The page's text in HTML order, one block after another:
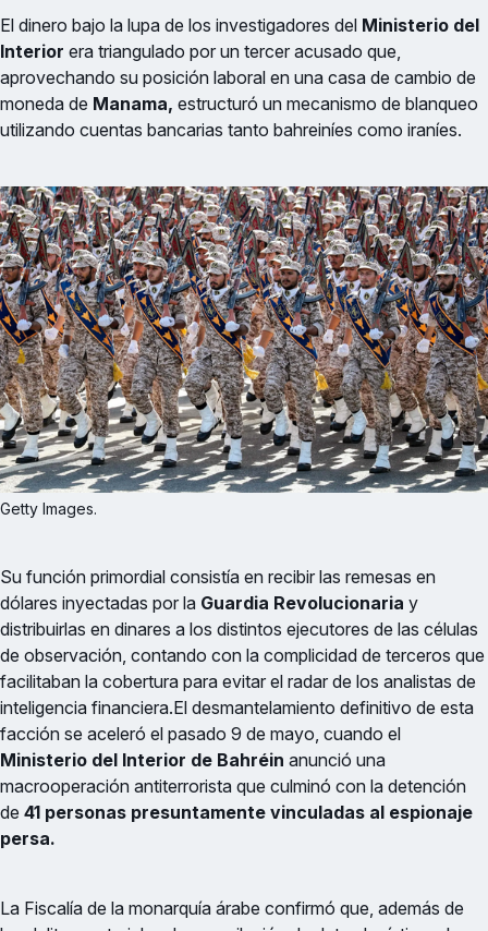
El dinero bajo la lupa de los investigadores del Ministerio del
Interior era triangulado por un tercer acusado que,
aprovechando su posición laboral en una casa de cambio de
moneda de Manama, estructuró un mecanismo de blanqueo
utilizando cuentas bancarias tanto bahreiníes como iraníes.
Getty Images.
Su función primordial consistía en recibir las remesas en
dólares inyectadas por la Guardia Revolucionaria y
distribuirlas en dinares a los distintos ejecutores de las células
de observación, contando con la complicidad de terceros que
facilitaban la cobertura para evitar el radar de los analistas de
inteligencia financiera.El desmantelamiento definitivo de esta
facción se aceleró el pasado 9 de mayo, cuando el
Ministerio del Interior de Bahréin anunció una
macrooperación antiterrorista que culminó con la detención
de 41 personas presuntamente vinculadas al espionaje
persa.
La Fiscalía de la monarquía árabe confirmó que, además de